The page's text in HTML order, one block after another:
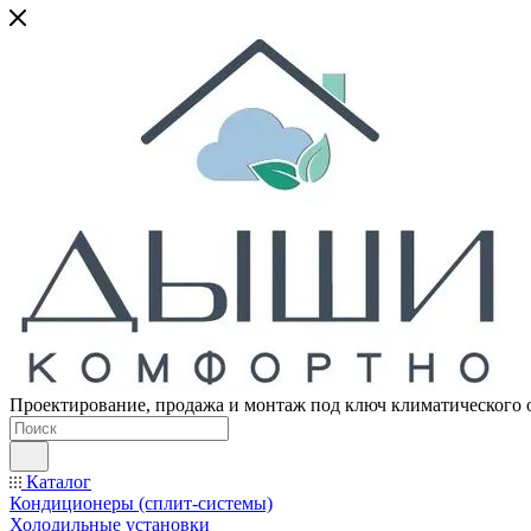
Проектирование, продажа и монтаж под ключ климатического
Каталог
Кондиционеры (сплит-системы)
Холодильные установки